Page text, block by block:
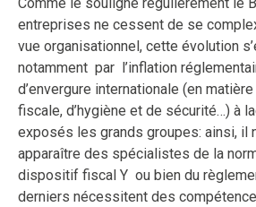
Comme le souligne régulièrement le
entreprises ne cessent de se
vue organisationnel, cette évolution
notamment par l’inflation
d’envergure internationale (en
fiscale, d’hygiène et de sécurité…) à
exposés les grands groupes: ainsi, il
apparaître des spécialistes de la
dispositif fiscal Y ou bien du
derniers nécessitent des